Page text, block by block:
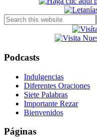
Sidebar
Search
this
Podcasts
Indulgencias
Diferentes Oraciones
Siete Palabras
Importante Rezar
Bienvenidos
Páginas